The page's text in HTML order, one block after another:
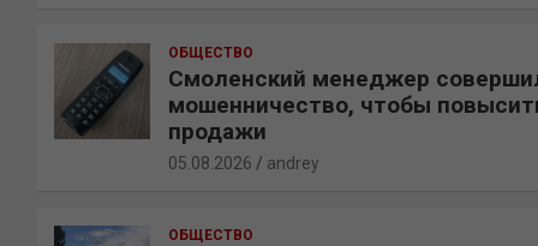
ОБЩЕСТВО
Смоленский менеджер
мошенничество, чтобы
продажи
05.08.2026 andrey
ОБЩЕСТВО